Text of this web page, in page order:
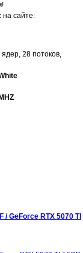
на сайте:
28 потоков,
/ GeForce RTX 5070 TI